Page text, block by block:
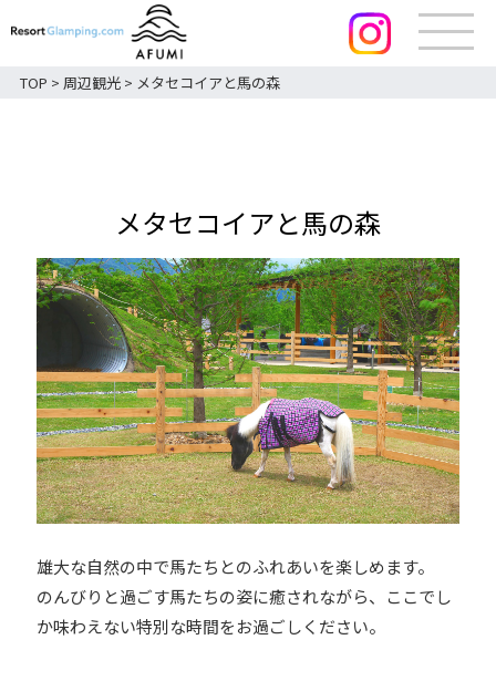
TOP >周辺観光 > メタセコイアと馬の森
メタセコイアと馬の森
雄大な自然の中で馬たちとのふれあいを楽しめます。
のんびりと過ごす馬たちの姿に癒されながら、ここでし
か味わえない特別な時間をお過ごしください。